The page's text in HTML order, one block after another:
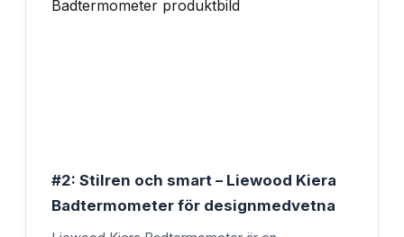
#2: Stilren och smart – Liewood Kiera
Badtermometer för designmedvetna